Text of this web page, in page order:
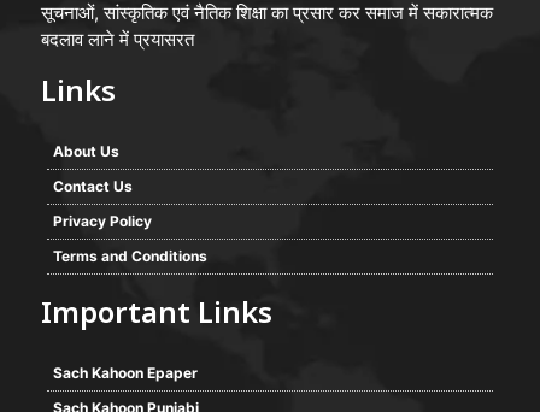
सूचनाओं, सांस्कृतिक एवं नैतिक शिक्षा का प्रसार कर समाज में सकारात्मक
बदलाव लाने में प्रयासरत
Links
About Us
Contact Us
Privacy Policy
Terms and Conditions
Important Links
Sach Kahoon Epaper
Sach Kahoon Punjabi